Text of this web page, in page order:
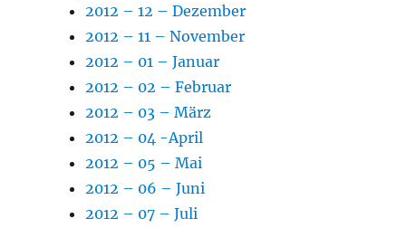
2012 – 12 – Dezember
2012 – 11 – November
2012 – 01 – Januar
2012 – 02 – Februar
2012 – 03 – März
2012 – 04 -April
2012 – 05 – Mai
2012 – 06 – Juni
2012 – 07 – Juli